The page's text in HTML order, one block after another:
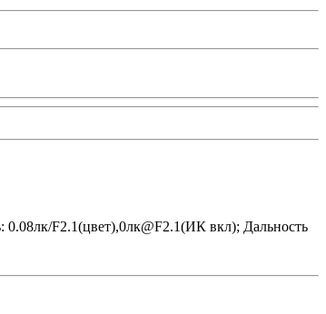
0.08лк/F2.1(цвет),0лк@F2.1(ИК вкл); Дальность